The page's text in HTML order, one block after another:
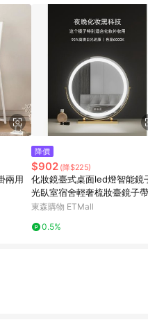
兩用
降價
$902 (降$225)
化妝鏡臺式桌面led燈智能鏡
光臥室宿舍輕奢梳妝臺鏡子
東森購物 ETMall
0.5%